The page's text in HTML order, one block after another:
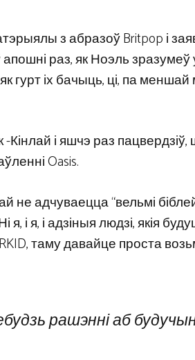
з абразоў Britpop і
раз, як Ноэль зразумеў
гурт іх бачыць, ці, па
і яшчэ раз пацвердзіў,
Oasis.
не адчуваецца “вельмі
і я, і адзіныя людзі, якія
таму давайце проста
рашэнні аб